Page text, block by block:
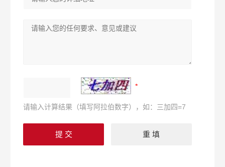
请输入计算结果（填写阿拉伯数字），如：三加四=7